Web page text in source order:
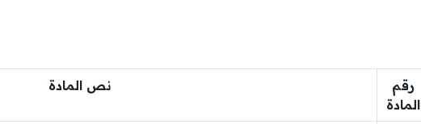
رقم
المادة
نص المادة